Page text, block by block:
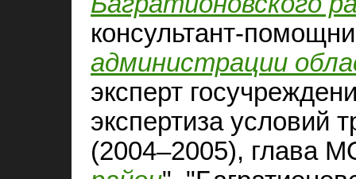
консультант-
администрации
эксперт
экспертиза условий
(2004–2005), глава